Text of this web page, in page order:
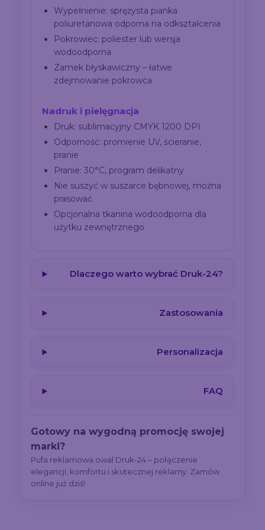
Wypełnienie: sprężysta pianka
poliuretanowa odporna na odkształcenia
Pokrowiec: poliester lub wersja
wodoodporna
Zamek błyskawiczny – łatwe
zdejmowanie pokrowca
Nadruk i pielęgnacja
Druk: sublimacyjny CMYK 1200 DPI
Odporność: promienie UV, ścieranie,
pranie
Pranie: 30°C, program delikatny
Nie suszyć w suszarce bębnowej, można
prasować
Opcjonalna tkanina wodoodporna dla
użytku zewnętrznego
Dlaczego warto wybrać Druk-24?
Zastosowania
Personalizacja
FAQ
Gotowy na wygodną promocję swojej
marki?
Pufa reklamowa owal Druk-24 – połączenie
elegancji, komfortu i skutecznej reklamy. Zamów
online już dziś!